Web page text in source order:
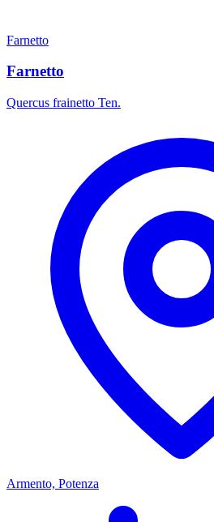
Farnetto
Farnetto
Quercus frainetto Ten.
Armento, Potenza